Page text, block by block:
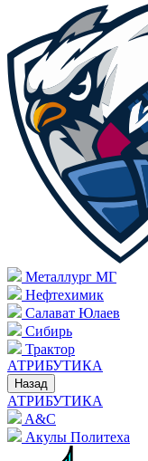
Металлург МГ
Нефтехимик
Салават Юлаев
Сибирь
Трактор
АТРИБУТИКА
Назад
АТРИБУТИКА
A&C
Акулы Политеха